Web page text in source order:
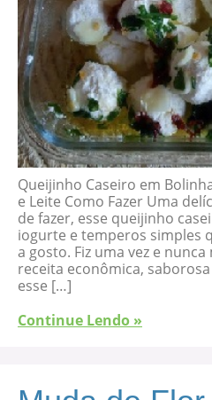
Queijinho Caseiro em
e Leite Como Fazer Uma
de fazer, esse queijinho
iogurte e temperos simples
a gosto. Fiz uma vez e
receita econômica,
esse […]
Continue Lendo »